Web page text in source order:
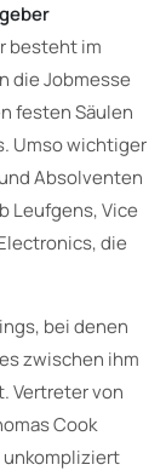
besteht im
die Jobmesse
festen Säulen
Umso wichtiger
Absolventen
Leufgens, Vice
die
bei denen
zwischen ihm
Vertreter von
Cook